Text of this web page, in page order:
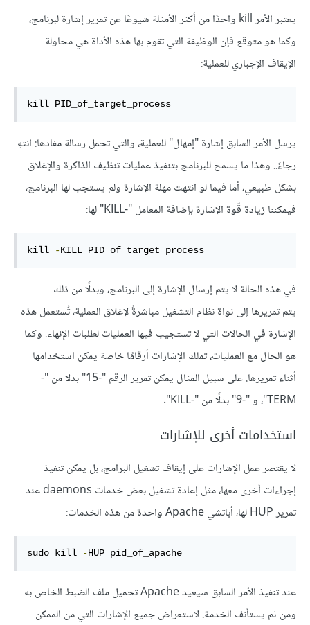
يعتبر الأمر kill واحدًا من أكثر الأمثلة شيوعًا عن تمرير إشارة لبرنامج،
وكما هو متوقع فإن الوظيفة التي تقوم بها هذه الأداة هي محاولة
الإيقاف الإجباري للعملية:
kill PID_of_target_process
يرسل الأمر السابق إشارة "إمهال" للعملية، والتي تحمل رسالة مفادها: انتهِ
رجاءً.. وهذا ما يسمح للبرنامج بتنفيذ عمليات تنظيف الذاكرة والإغلاق
بشكل طبيعي، أما فيما لو انتهت مهلة الإشارة ولم يستجب لها البرنامج،
فيمكننا زيادة قّوة الإشارة بإضافة المعامل "-KILL" لها:
kill -KILL PID_of_target_process
في هذه الحالة لا يتم إرسال الإشارة إلى البرنامج، وبدلًا من ذلك
يتم تمريرها إلى نواة نظام التشغيل مباشرةً لإغلاق العملية، تُستعمل هذه
الإشارة في الحالات التي لا تستجيب فيها العمليات لطلبات الإنهاء. وكما
هو الحال مع العمليات، تملك الإشارات أرقامًا خاصة يمكن استخدامها
أثناء تمريرها. على سبيل المثال يمكن تمرير الرقم "-15" بدلا من "-
TERM"، و "-9" بدلًا من "-KILL".
استخدامات أخرى للإشارات
لا يقتصر عمل الإشارات على إيقاف تشغيل البرامج، بل يمكن تنفيذ
إجراءات أخرى معها، مثل إعادة تشغيل بعض خدمات daemons عند
تمرير HUP لها، أباتشي Apache واحدة من هذه الخدمات:
sudo kill -HUP pid_of_apache
عند تنفيذ الأمر السابق سيعيد Apache تحميل ملف الضبط الخاص به
ومن ثم يستأنف الخدمة. لاستعراض جميع الإشارات التي من الممكن